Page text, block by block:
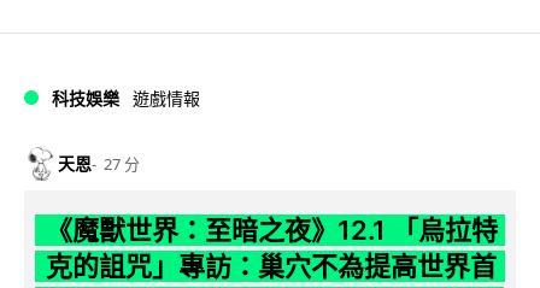
科技娛樂 遊戲情報
天恩 27 分
《魔獸世界：至暗之夜》12.1 「烏拉特
克的詛咒」專訪：巢穴不為提高世界首